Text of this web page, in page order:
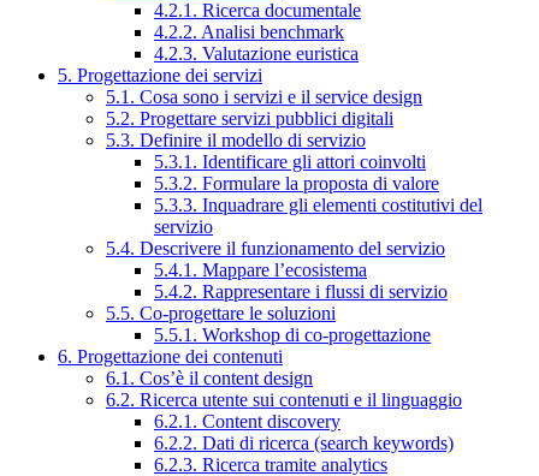
4.2.1. Ricerca documentale
4.2.2. Analisi benchmark
4.2.3. Valutazione euristica
5. Progettazione dei servizi
5.1. Cosa sono i servizi e il service design
5.2. Progettare servizi pubblici digitali
5.3. Definire il modello di servizio
5.3.1. Identificare gli attori coinvolti
5.3.2. Formulare la proposta di valore
5.3.3. Inquadrare gli elementi costitutivi del
servizio
5.4. Descrivere il funzionamento del servizio
5.4.1. Mappare l’ecosistema
5.4.2. Rappresentare i flussi di servizio
5.5. Co-progettare le soluzioni
5.5.1. Workshop di co-progettazione
6. Progettazione dei contenuti
6.1. Cos’è il content design
6.2. Ricerca utente sui contenuti e il linguaggio
6.2.1. Content discovery
6.2.2. Dati di ricerca (search keywords)
6.2.3. Ricerca tramite analytics